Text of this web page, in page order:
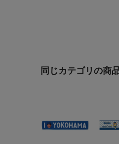
同じカテゴリの商